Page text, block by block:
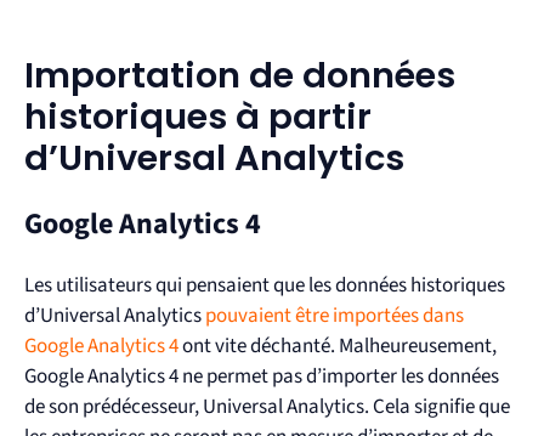
Importation de données
historiques à partir
d’Universal Analytics
Google Analytics 4
Les utilisateurs qui pensaient que les données historiques
d’Universal Analyticspouvaient être importées dans
Google Analytics 4ont vite déchanté. Malheureusement,
Google Analytics 4 ne permet pas d’importer les données
de son prédécesseur, Universal Analytics. Cela signifie que